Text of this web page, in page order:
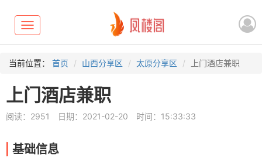
Toggle
navigation
当前位置： 首页 山西分享区 太原分享区 上门酒店兼职
上门酒店兼职
阅读：2951 日期：2021-02-20 时间：15:33:33
基础信息